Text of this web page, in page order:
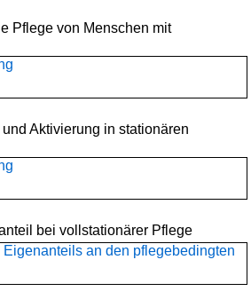
Pflege von Menschen mit
Aktivierung in stationären
bei vollstationärer Pflege
an den pflegebedingten